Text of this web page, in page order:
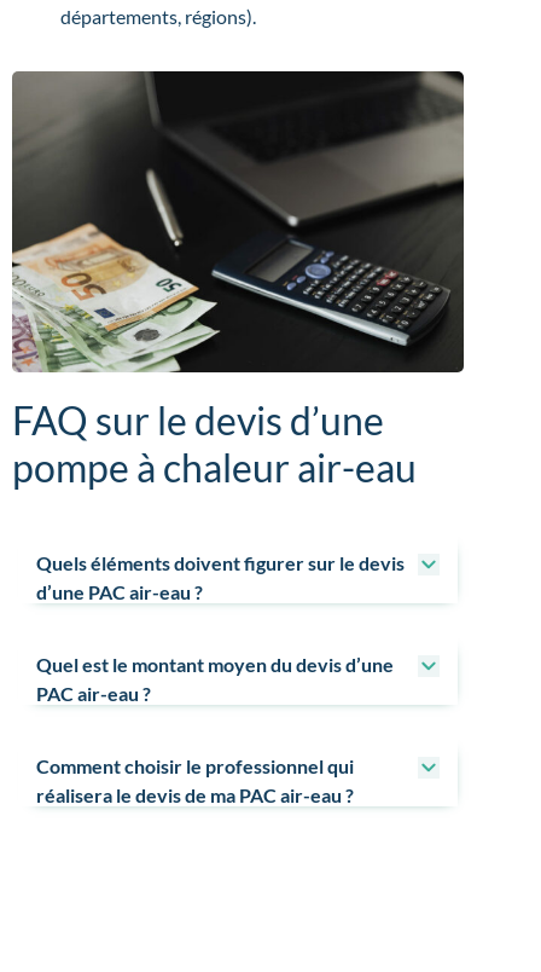
départements, régions).
FAQ sur le devis d’une
pompe à chaleur air-eau
Quels éléments doivent figurer sur le devis
d’une PAC air-eau ?
Quel est le montant moyen du devis d’une
PAC air-eau ?
Comment choisir le professionnel qui
réalisera le devis de ma PAC air-eau ?